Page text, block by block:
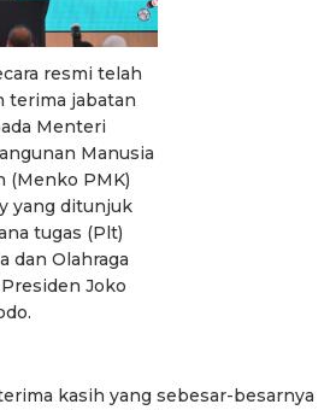
resmi telah
terima jabatan
Menteri
Manusia
(Menko PMK)
yang ditunjuk
tugas (Plt)
dan Olahraga
Joko
kasih yang sebesar-besarnya